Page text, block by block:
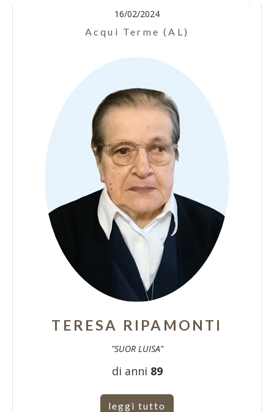
16/02/2024
Acqui Terme (AL)
TERESA RIPAMONTI
"SUOR LUISA"
di anni 89
leggi tutto